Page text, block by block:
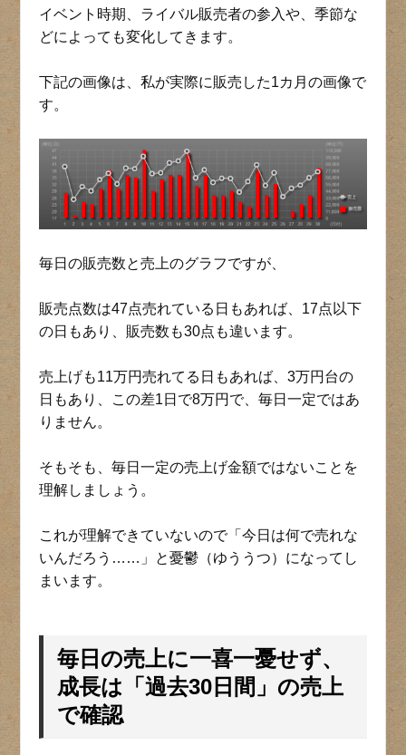
イベント時期、ライバル販売者の参入や、季節な
どによっても変化してきます。
下記の画像は、私が実際に販売した1カ月の画像で
す。
毎日の販売数と売上のグラフですが、
販売点数は47点売れている日もあれば、17点以下
の日もあり、販売数も30点も違います。
売上げも11万円売れてる日もあれば、3万円台の
日もあり、この差1日で8万円で、毎日一定ではあ
りません。
そもそも、毎日一定の売上げ金額ではないことを
理解しましょう。
これが理解できていないので「今日は何で売れな
いんだろう……」と憂鬱（ゆううつ）になってし
まいます。
毎日の売上に一喜一憂せず、
成長は「過去30日間」の売上
で確認